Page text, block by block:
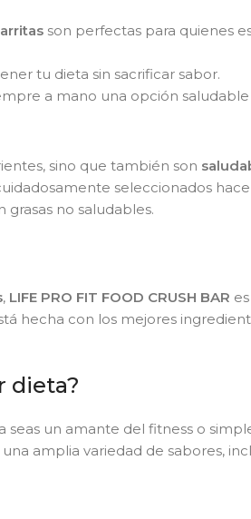
son perfectas para quienes
tu dieta sin sacrificar sabor.
a mano una opción saludable
sino que también son
seleccionados
no saludables.
, LIFE PRO FIT FOOD CRUSH BAR
hecha con los mejores
dieta?
un amante del fitness o
amplia variedad de sabores,